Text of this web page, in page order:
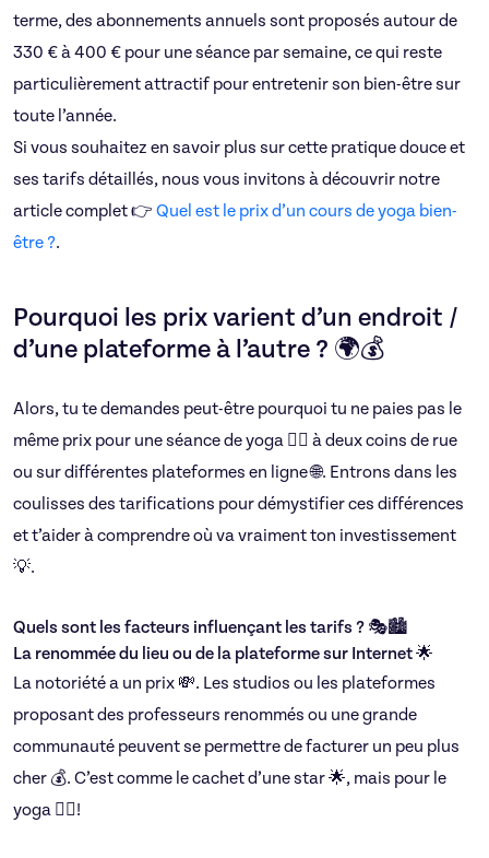
terme, des abonnements annuels sont proposés autour de
330 € à 400 € pour une séance par semaine, ce qui reste
particulièrement attractif pour entretenir son bien-être sur
toute l’année.
Si vous souhaitez en savoir plus sur cette pratique douce et
ses tarifs détaillés, nous vous invitons à découvrir notre
article complet 👉 Quel est le prix d’un cours de yoga bien-
être ?.
Pourquoi les prix varient d’un endroit /
d’une plateforme à l’autre ? 🌍💰
Alors, tu te demandes peut-être pourquoi tu ne paies pas le
même prix pour une séance de yoga 🧘‍♂️ à deux coins de rue
ou sur différentes plateformes en ligne 🌐. Entrons dans les
coulisses des tarifications pour démystifier ces différences
et t’aider à comprendre où va vraiment ton investissement
💡.
Quels sont les facteurs influençant les tarifs ? 🎭🏙️
La renommée du lieu ou de la plateforme sur Internet 🌟
La notoriété a un prix 💸. Les studios ou les plateformes
proposant des professeurs renommés ou une grande
communauté peuvent se permettre de facturer un peu plus
cher 💰. C’est comme le cachet d’une star 🌟, mais pour le
yoga 🧘‍♀️!